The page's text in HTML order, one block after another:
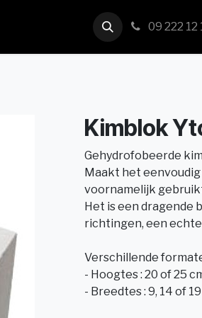
09 222 12
Kimblok
Gehydrofobeerde
Maakt het
voornamelijk
Het is een dragende
richtingen, een
Verschillende
- Hoogtes : 20 of 25
- Breedtes : 9, 14 of